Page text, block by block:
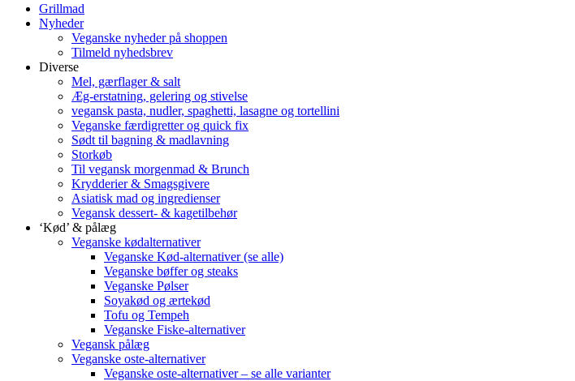
Grillmad
Nyheder
Veganske nyheder på shoppen
Tilmeld nyhedsbrev
Diverse
Mel, gærflager & salt
Æg-erstatning, gelering og stivelse
vegansk pasta, nudler, spaghetti, lasagne og tortellini
Veganske færdigretter og quick fix
Sødt til bagning & madlavning
Storkøb
Til vegansk morgenmad & Brunch
Krydderier & Smagsgivere
Asiatisk mad og ingredienser
Vegansk dessert- & kagetilbehør
‘Kød’ & pålæg
Veganske kødalternativer
Veganske Kød-alternativer (se alle)
Veganske bøffer og steaks
Veganske Pølser
Soyakød og ærtekød
Tofu og Tempeh
Veganske Fiske-alternativer
Vegansk pålæg
Veganske oste-alternativer
Veganske oste-alternativer – se alle varianter